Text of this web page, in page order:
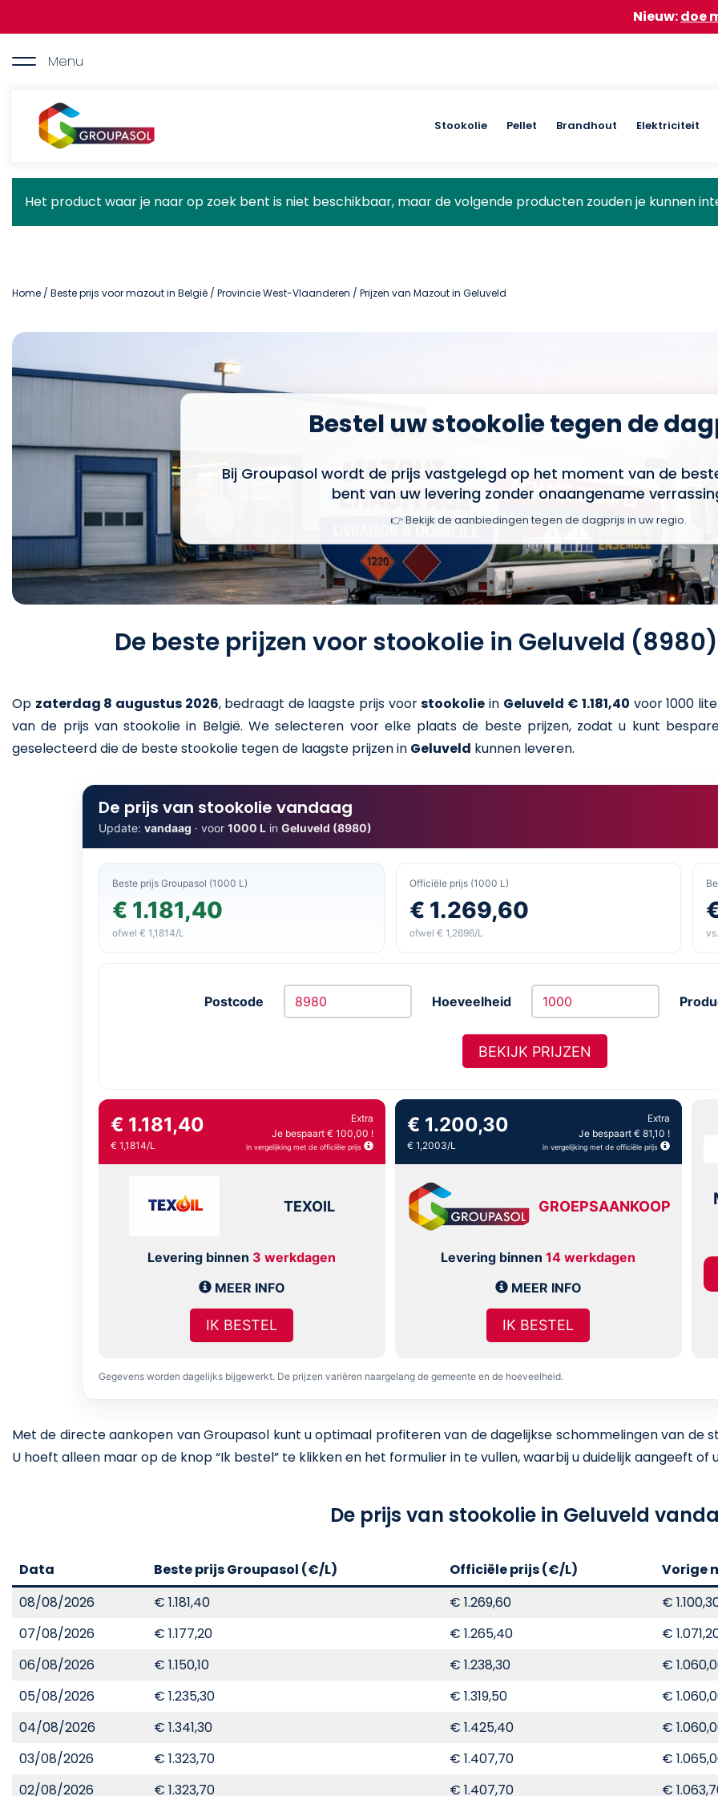
de
doe mee aan
Menu
Groupasol
Main
Stookolie Pellet Brandhout Elektriciteit
Statusbericht
Het product waar je naar op zoek bent is niet beschikbaar, maar de volgende producten zouden je kunnen
Home / Beste prijs voor mazout in België / Provincie West-Vlaanderen / Prijzen van Mazout in Geluveld
Bestel uw stookolie tegen de
Bij Groupasol wordt de prijs vastgelegd op het moment van de
bent van uw levering zonder onaangename
👉 Bekijk de aanbiedingen tegen de dagprijs in uw regio.
De beste prijzen voor stookolie in Geluveld
Op zaterdag 8 augustus 2026, bedraagt de laagste prijs voorstookolie in Geluveld € 1.181,40 voor 1000
van de prijs van stookolie in België. We selecteren voor elke plaats de beste prijzen, zodat u kunt
geselecteerd die de beste stookolie tegen de laagste prijzen in Geluveld kunnen leveren.
De prijs van stookolie vandaag
Update: vandaag · voor 1000 L in Geluveld (8980)
Beste prijs Groupasol (1000 L)
€ 1.181,40
ofwel € 1,1814/L
Officiële prijs (1000 L)
€ 1.269,60
ofwel € 1,2696/L
Postcode Hoeveelheid
BEKIJK PRIJZEN
€ 1.181,40
€ 1,1814/L
Extra
Je bespaart € 100,00 !
in vergelijking met de officiële prijs
TEXOIL
Levering binnen 3 werkdagen
MEER INFO
IK BESTEL
€ 1.200,30
€ 1,2003/L
Extra
Je bespaart € 81,10 !
in vergelijking met de officiële prijs
GROEPSAANKOOP
Levering binnen14 werkdagen
MEER INFO
IK BESTEL
Gegevens worden dagelijks bijgewerkt. De prijzen variëren naargelang de gemeente en de hoeveelheid.
Met de directe aankopen van Groupasol kunt u optimaal profiteren van de dagelijkse schommelingen van de
U hoeft alleen maar op de knop “Ik bestel” te klikken en het formulier in te vullen, waarbij u duidelijk aangeeft of
De prijs van stookolie in Geluveld
Data Beste prijs Groupasol (€/L) Officiële prijs (€/L)
Vorige
08/08/2026
€ 1.181,40 € 1.269,60
€
07/08/2026
€ 1.177,20 € 1.265,40
€
06/08/2026
€ 1.150,10 € 1.238,30
€
05/08/2026
€ 1.235,30 € 1.319,50
€
04/08/2026
€ 1.341,30 € 1.425,40
€
03/08/2026
€ 1.323,70 € 1.407,70
€
02/08/2026
€ 1.323,70 € 1.407,70 €